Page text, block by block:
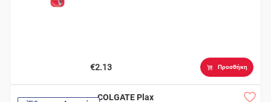
€2.13 Προσθήκη
COLGATE Plax